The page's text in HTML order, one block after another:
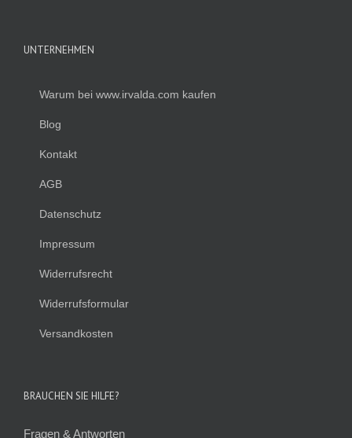
UNTERNEHMEN
Warum bei www.irvalda.com kaufen
Blog
Kontakt
AGB
Datenschutz
Impressum
Widerrufsrecht
Widerrufsformular
Versandkosten
BRAUCHEN SIE HILFE?
Fragen & Antworten